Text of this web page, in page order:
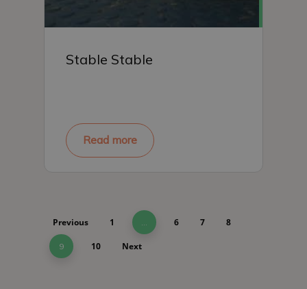
Stable Stable
Read more
Previous 1 6 7 8
9 10 Next